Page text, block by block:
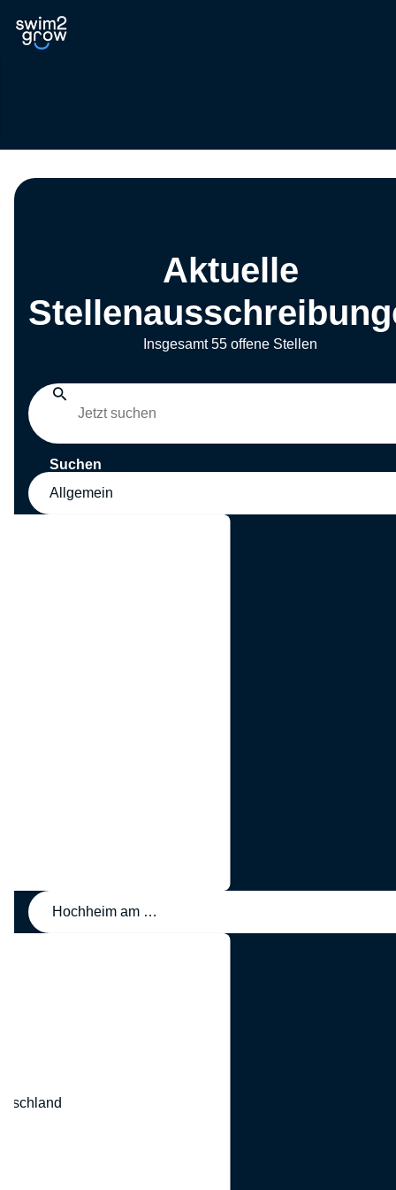
Aktuelle
Insgesamt 55 offene Stellen
Suchen
Allgemein
Hochheim am Main, Deutschland